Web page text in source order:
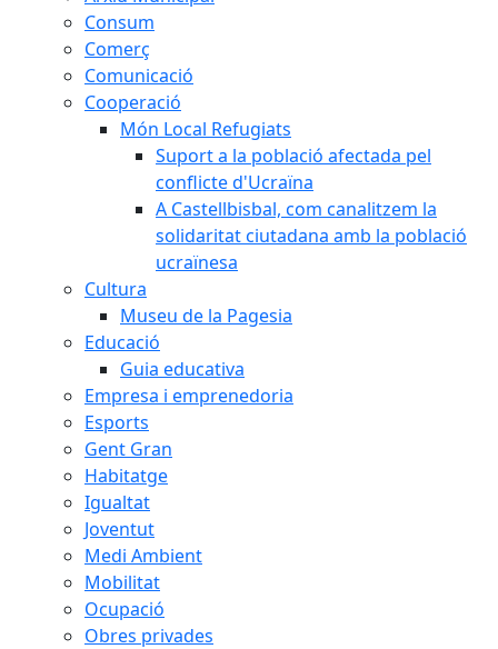
Consum
Comerç
Comunicació
Cooperació
Món Local Refugiats
Suport a la població afectada pel
conflicte d'Ucraïna
A Castellbisbal, com canalitzem la
solidaritat ciutadana amb la població
ucraïnesa
Cultura
Museu de la Pagesia
Educació
Guia educativa
Empresa i emprenedoria
Esports
Gent Gran
Habitatge
Igualtat
Joventut
Medi Ambient
Mobilitat
Ocupació
Obres privades